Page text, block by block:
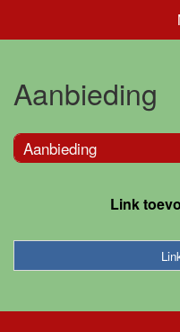
Aanbieding
Aanbieding
Link